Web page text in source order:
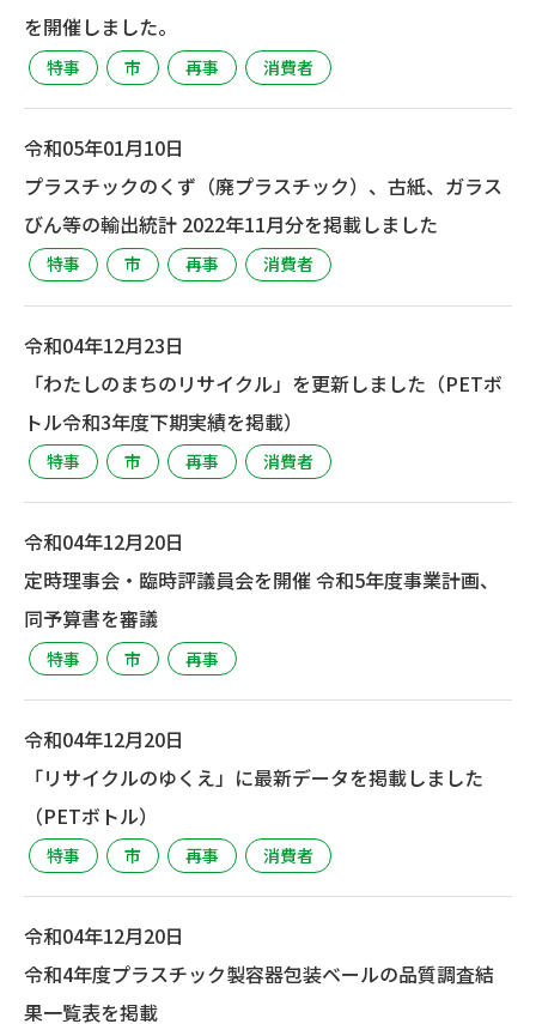
を開催しました。
特事 市 再事 消費者
令和05年01月10日
プラスチックのくず（廃プラスチック）、古紙、ガラス
びん等の輸出統計 2022年11月分を掲載しました
特事 市 再事 消費者
令和04年12月23日
「わたしのまちのリサイクル」を更新しました（PETボ
トル令和3年度下期実績を掲載）
特事 市 再事 消費者
令和04年12月20日
定時理事会・臨時評議員会を開催 令和5年度事業計画、
同予算書を審議
特事 市 再事
令和04年12月20日
「リサイクルのゆくえ」に最新データを掲載しました
（PETボトル）
特事 市 再事 消費者
令和04年12月20日
令和4年度プラスチック製容器包装ベールの品質調査結
果一覧表を掲載